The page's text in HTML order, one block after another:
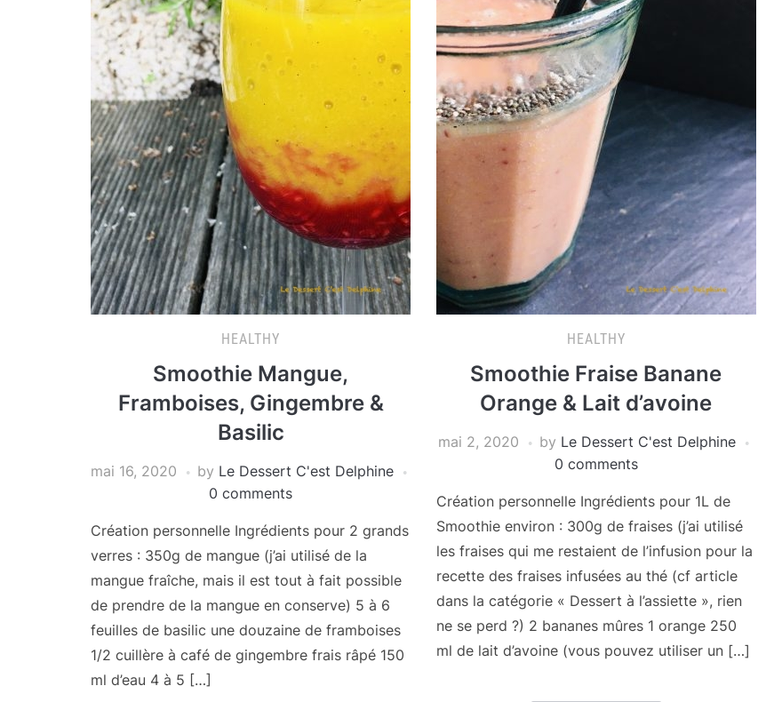
HEALTHY
Smoothie Mangue,
Framboises, Gingembre &
Basilic
mai 16, 2020 by Le Dessert C'est Delphine
0 comments
Création personnelle Ingrédients pour 2 grands
verres : 350g de mangue (j’ai utilisé de la
mangue fraîche, mais il est tout à fait possible
de prendre de la mangue en conserve) 5 à 6
feuilles de basilic une douzaine de framboises
1/2 cuillère à café de gingembre frais râpé 150
ml d’eau 4 à 5 […]
HEALTHY
Smoothie Fraise Banane
Orange & Lait d’avoine
mai 2, 2020 by Le Dessert C'est Delphine
0 comments
Création personnelle Ingrédients pour 1L de
Smoothie environ : 300g de fraises (j’ai utilisé
les fraises qui me restaient de l’infusion pour la
recette des fraises infusées au thé (cf article
dans la catégorie « Dessert à l’assiette », rien
ne se perd ?) 2 bananes mûres 1 orange 250
ml de lait d’avoine (vous pouvez utiliser un […]